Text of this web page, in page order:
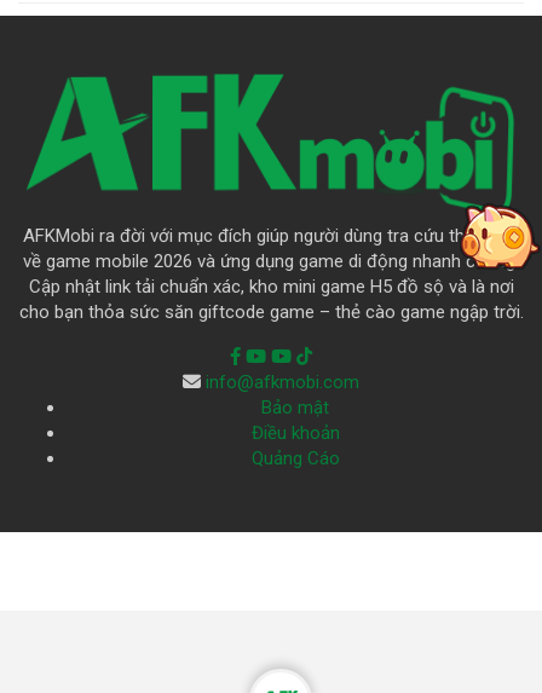
AFKMobi ra đời với mục đích giúp người dùng tra cứu thông tin
về game mobile 2026 và ứng dụng game di động nhanh chóng.
Cập nhật link tải chuẩn xác, kho mini game H5 đồ sộ và là nơi
cho bạn thỏa sức săn giftcode game – thẻ cào game ngập trời.
info@afkmobi.com
Bảo mật
Điều khoản
Quảng Cáo